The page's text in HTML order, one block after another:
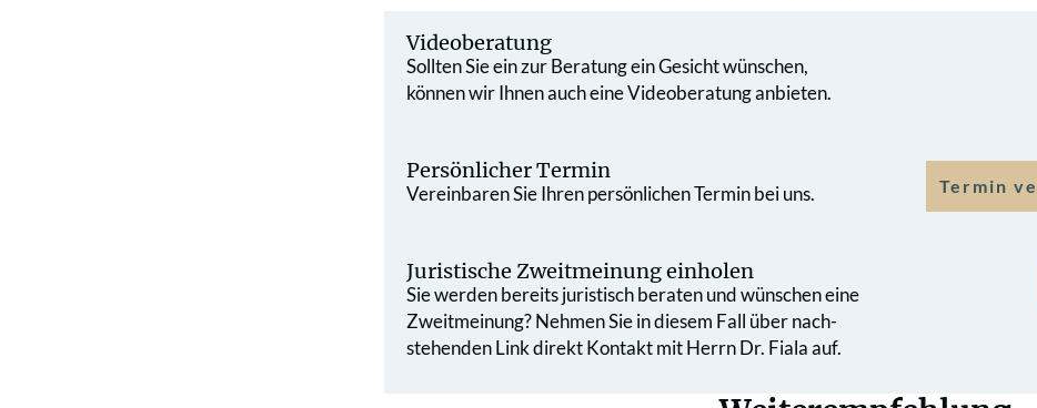
Videoberatung
Sollten Sie ein zur Beratung ein Gesicht wünschen,
können wir Ihnen auch eine Videoberatung anbieten.
Persönlicher Termin
Vereinbaren Sie Ihren persönlichen Termin bei uns. Termin
Juristische Zweit­meinung einholen
Sie werden bereits juristisch beraten und wünschen eine
Zweit­meinung? Nehmen Sie in diesem Fall über nach­
stehenden Link direkt Kontakt mit Herrn Dr. Fiala auf.